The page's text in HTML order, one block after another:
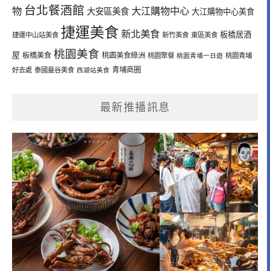
物 台北餐酒館 大安區美食 大江購物中心 大江購物中心美食
捷運中山站美食 捷運美食 新北美食 新竹美食 東區美食 板橋居酒
屋 板橋美食 桃園美食 桃園美食綠洲 桃園聚餐 桃園青埔一日遊 桃園青埔
好去處 泰國曼谷美食 西湖站美食 青埔商圈
最新推播訊息